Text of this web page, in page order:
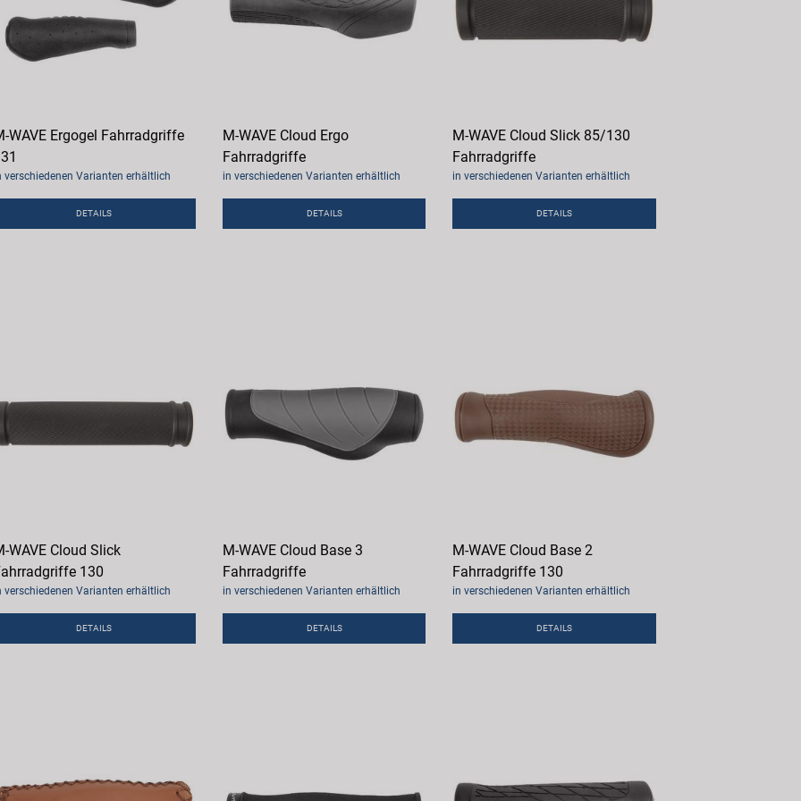
WAVE Ergogel Fahrradgriffe
verschiedenen Varianten erhältlich
DETAILS
M-WAVE Cloud Ergo
Fahrradgriffe
in verschiedenen Varianten erhältlich
DETAILS
M-WAVE Cloud Slick 85/130
Fahrradgriffe
in verschiedenen Varianten erhältlich
DETAILS
WAVE Cloud Slick
130
verschiedenen Varianten erhältlich
DETAILS
M-WAVE Cloud Base 3
Fahrradgriffe
in verschiedenen Varianten erhältlich
DETAILS
M-WAVE Cloud Base 2
Fahrradgriffe 130
in verschiedenen Varianten erhältlich
DETAILS